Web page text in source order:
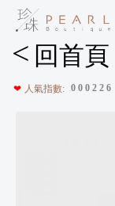
< 回首頁
❤ 人氣指數: 0 0 0 2 2 6